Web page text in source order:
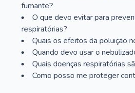
fumante?
O que devo evitar para
respiratórias?
Quais os efeitos da poluição
Quando devo usar o
Quais doenças respiratórias
Como posso me proteger